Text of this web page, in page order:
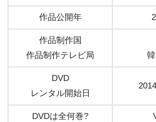
作品公開年
作品制作国
作品制作テレビ局
DVD
レンタル開始日
DVDは全何巻?